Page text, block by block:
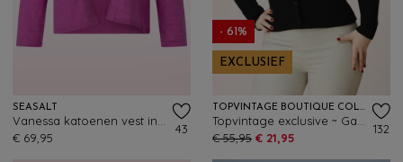
SEASALT
€ 69,95
43
- 61%
EXCLUSIEF
TOPVINTAGE BOUTIQUE COLLECTION
€ 55,95 € 21,95
132